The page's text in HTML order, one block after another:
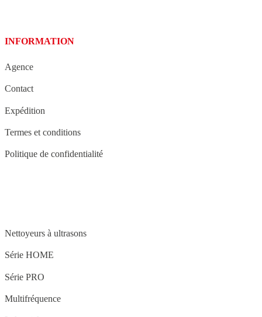
INFORMATION
Agence
Contact
Expédition
Termes et conditions
Politique de confidentialité
Nettoyeurs à ultrasons
Série HOME
Série PRO
Multifréquence